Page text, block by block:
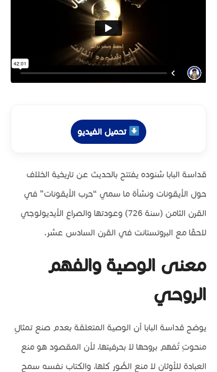
تحميل الفيديو
قداسة البابا شنوده يفتتح بالحديث عن تاريخية الخلاف
حول الأيقونات ونشأة ما سمي “حرب الأيقونات” في
القرن الثامن (سنة 726) وعودتها والصراع الأيديولوجي
لاحقًا مع البروتستانت في القرن السادس عشر.
معنى الوصية والفهم
الروحي
يوضح قداسة البابا أن الوصية المتعلقة بعدم صنع تمثالٍ
منحوتٍ تُفهم بروحها لا بحرفيتها، لأن المقصود هو منع
العبادة للأوثان لا منع الصُّور كلها، والكتاب نفسه سمح